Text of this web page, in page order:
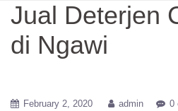
Jual Deterjen
di Ngawi
February 2, 2020 admin 0